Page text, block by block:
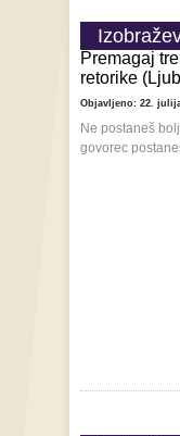
Premagaj
retorike
Objavljeno: 22.
Ne postaneš
govorec